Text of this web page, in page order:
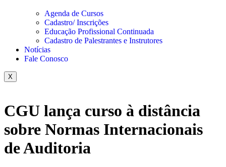
Agenda de Cursos
Cadastro/ Inscrições
Educação Profissional Continuada
Cadastro de Palestrantes e Instrutores
Notícias
Fale Conosco
X
CGU lança curso à distância
sobre Normas Internacionais
de Auditoria